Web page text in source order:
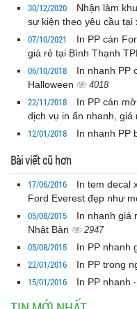
30/12/2020
Nhận làm
sự kiện theo yêu cầu tại
07/10/2021
In PP cán
giá rẻ tại Bình Thạnh
06/10/2018
In nhanh PP
Halloween
4018
22/11/2018
In PP cán
dịch vụ in ấn nhanh, giá
12/01/2018 In nhanh PP
Bài viết cũ hơn
17/06/2016
In tem decal
Ford Everest đẹp như
05/08/2015
In nhanh giá
Nhật Bản
2947
05/08/2015 In PP nhanh
22/01/2016 In PP trong
15/01/2016 In PP nhanh